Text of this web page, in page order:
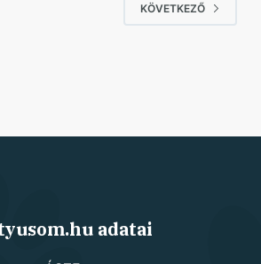
KÖVETKEZŐ
adatai